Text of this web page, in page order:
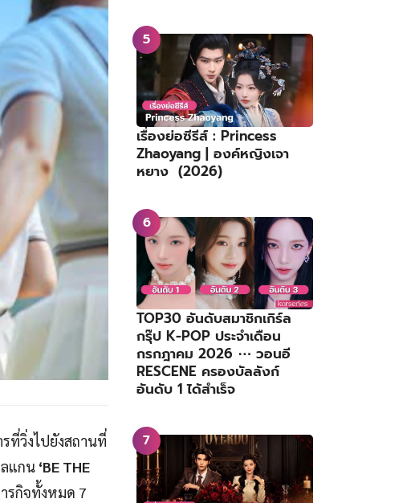
ที่วิ่งไปยังสถานที่
แกน ‘BE THE
รกิจทั้งหมด 7
เรื่องย่อซีรีส์ : Princess
Zhaoyang | องค์หญิงเจา
หยาง (2026)
TOP30 อันดับสมาชิกเกิร์ล
กรุ๊ป K-POP ประจำเดือน
กรกฎาคม 2026 ⋯ วอนอี
RESCENE ครองบัลลังก์
อันดับ 1 ได้สำเร็จ